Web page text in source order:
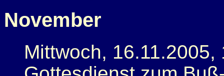
November
Mittwoch,